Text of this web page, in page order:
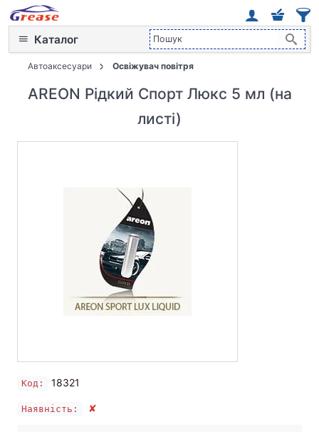
Каталог
Автоаксесуари Освіжувач повітря
AREON Рідкий Спорт Люкс 5 мл (на
листі)
Код: 18321
Наявність: ✘